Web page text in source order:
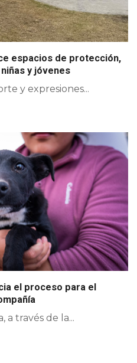
espacios de protección,
y jóvenes
y expresiones...
el proceso para el
a través de la...